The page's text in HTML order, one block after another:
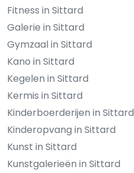
Fitness in Sittard
Galerie in Sittard
Gymzaal in Sittard
Kano in Sittard
Kegelen in Sittard
Kermis in Sittard
Kinderboerderijen in Sittard
Kinderopvang in Sittard
Kunst in Sittard
Kunstgalerieën in Sittard